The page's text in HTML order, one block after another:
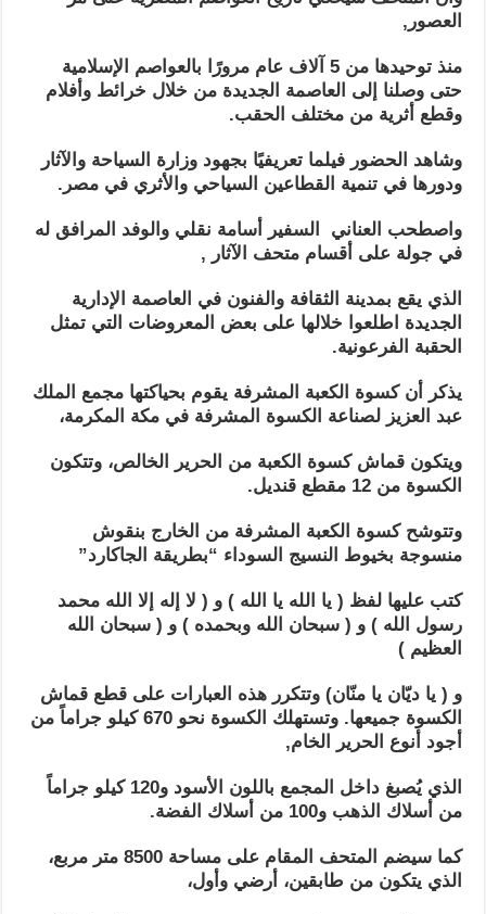
العصور,
منذ توحيدها من 5 آلاف عام مرورًا بالعواصم الإسلامية
حتى وصلنا إلى العاصمة الجديدة من خلال خرائط وأفلام
وقطع أثرية من مختلف الحقب.
وشاهد الحضور فيلما تعريفيًا بجهود وزارة السياحة والآثار
ودورها في تنمية القطاعين السياحي والأثري في مصر.
واصطحب العناني السفير أسامة نقلي والوفد المرافق له
في جولة على أقسام متحف الآثار ,
الذي يقع بمدينة الثقافة والفنون في العاصمة الإدارية
الجديدة اطلعوا خلالها على بعض المعروضات التي تمثل
الحقبة الفرعونية.
يذكر أن كسوة الكعبة المشرفة يقوم بحياكتها مجمع الملك
عبد العزيز لصناعة الكسوة المشرفة في مكة المكرمة،
ويتكون قماش كسوة الكعبة من الحرير الخالص، وتتكون
الكسوة من 12 مقطع قنديل.
وتتوشح كسوة الكعبة المشرفة من الخارج بنقوش
منسوجة بخيوط النسيج السوداء “بطريقة الجاكارد”
كتب عليها لفظ ( يا الله يا الله ) و ( لا إله إلا الله محمد
رسول الله ) و ( سبحان الله وبحمده ) و ( سبحان الله
العظيم )
و ( يا ديّان يا منّان) وتتكرر هذه العبارات على قطع قماش
الكسوة جميعها. وتستهلك الكسوة نحو 670 كيلو جراماً من
أجود أنوع الحرير الخام,
الذي يُصبغ داخل المجمع باللون الأسود و120 كيلو جراماً
من أسلاك الذهب و100 من أسلاك الفضة.
كما سيضم المتحف المقام على مساحة 8500 متر مربع،
الذي يتكون من طابقين، أرضي وأول،